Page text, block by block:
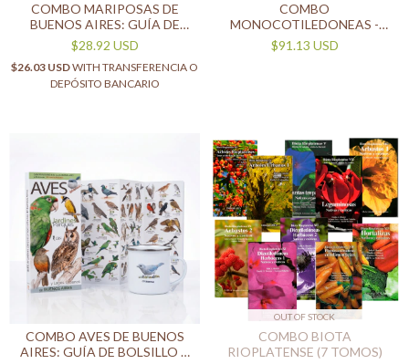
COMBO MARIPOSAS DE
BUENOS AIRES: GUÍA DE
BOLSILLO + JARRO
ENLOZADO
$28.92 USD
$26.03 USDWITH TRANSFERENCIA O
DEPÓSITO BANCARIO
COMBO
MONOCOTILEDONEAS -
FLORA RIOPLATENSE
$91.13 USD
COMBO AVES DE BUENOS
AIRES: GUÍA DE BOLSILLO +
OUT OF STOCK
COMBO BIOTA
RIOPLATENSE (7 TOMOS)